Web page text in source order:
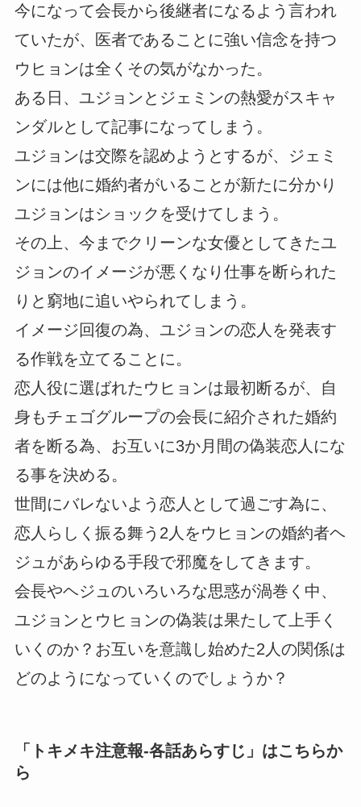
今になって会長から後継者になるよう言われ
ていたが、医者であることに強い信念を持つ
ウヒョンは全くその気がなかった。
ある日、ユジョンとジェミンの熱愛がスキャ
ンダルとして記事になってしまう。
ユジョンは交際を認めようとするが、ジェミ
ンには他に婚約者がいることが新たに分かり
ユジョンはショックを受けてしまう。
その上、今までクリーンな女優としてきたユ
ジョンのイメージが悪くなり仕事を断られた
りと窮地に追いやられてしまう。
イメージ回復の為、ユジョンの恋人を発表す
る作戦を立てることに。
恋人役に選ばれたウヒョンは最初断るが、自
身もチェゴグループの会長に紹介された婚約
者を断る為、お互いに3か月間の偽装恋人にな
る事を決める。
世間にバレないよう恋人として過ごす為に、
恋人らしく振る舞う2人をウヒョンの婚約者ヘ
ジュがあらゆる手段で邪魔をしてきます。
会長やヘジュのいろいろな思惑が渦巻く中、
ユジョンとウヒョンの偽装は果たして上手く
いくのか？お互いを意識し始めた2人の関係は
どのようになっていくのでしょうか？
「 トキメキ注意報-各話あらすじ 」はこちらか
ら